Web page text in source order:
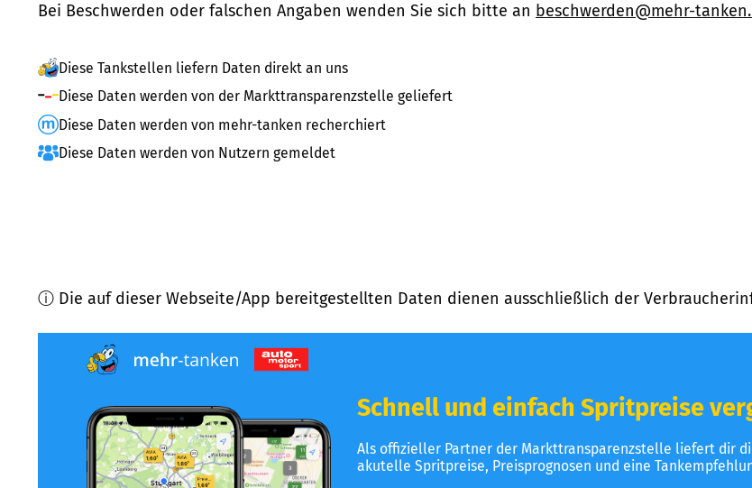
Bei Beschwerden oder falschen Angaben wenden Sie sich bitte an beschwerden@mehr-
Diese Tankstellen liefern Daten direkt an uns
Diese Daten werden von der Markttransparenzstelle geliefert
Diese Daten werden von mehr-tanken recherchiert
Diese Daten werden von Nutzern gemeldet
ⓘ Die auf dieser Webseite/App bereitgestellten Daten dienen ausschließlich der
Schnell und einfach Spritpreise
Als offizieller Partner der Markttransparenzstelle liefert dir
akutelle Spritpreise, Preisprognosen und eine